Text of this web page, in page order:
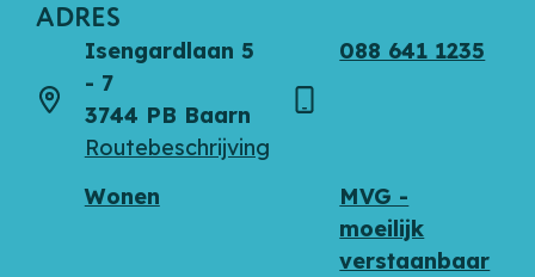
ADRES
Adres
Isengardlaan 5
- 7
3744 PB Baarn
Routebeschrijving
Telefoon
088 641 1235
Wonen
MVG -
moeilijk
verstaanbaar